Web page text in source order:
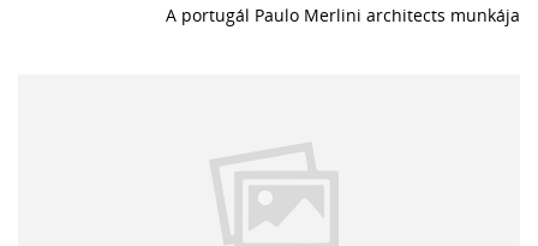
A portugál Paulo Merlini architects munkája